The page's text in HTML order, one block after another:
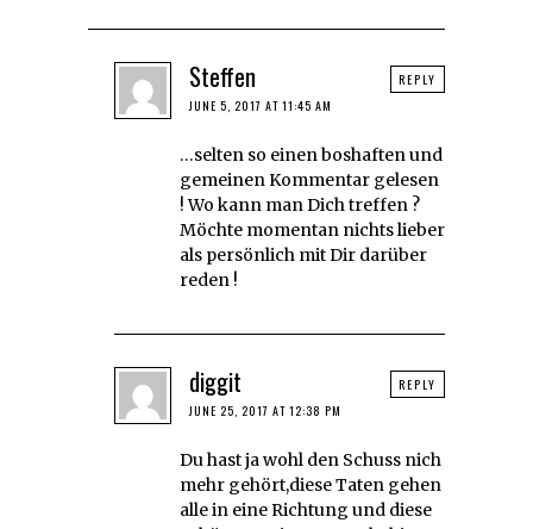
Steffen
JUNE 5, 2017 AT 11:45 AM
…selten so einen boshaften und
gemeinen Kommentar gelesen
! Wo kann man Dich treffen ?
Möchte momentan nichts lieber
als persönlich mit Dir darüber
reden !
REPLY
diggit
JUNE 25, 2017 AT 12:38 PM
Du hast ja wohl den Schuss nich
mehr gehört,diese Taten gehen
alle in eine Richtung und diese
REPLY